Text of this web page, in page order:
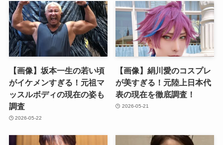
【画像】坂本一生の若い頃
がイケメンすぎる！元祖マ
ッスルボディの現在の姿も
調査
2026-05-22
【画像】絹川愛のコスプレ
が美すぎる！元陸上日本代
表の現在を徹底調査！
2026-05-21